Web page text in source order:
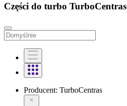
Części do turbo TurboCentras
Producent: TurboCentras